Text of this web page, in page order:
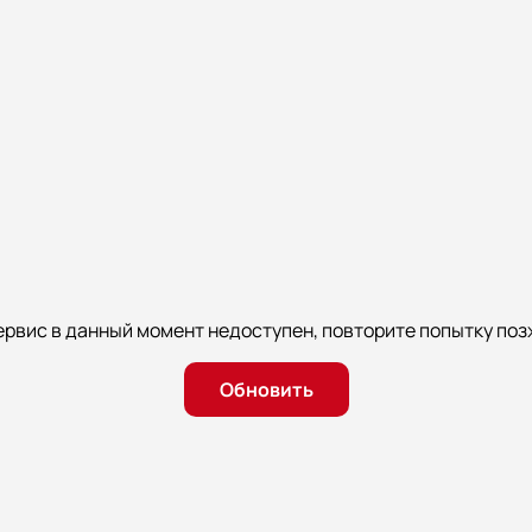
в данный момент недоступен, повторите попытку
Обновить